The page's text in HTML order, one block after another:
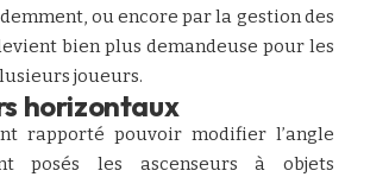
ou encore par la gestion des
bien plus demandeuse pour les
joueurs.
horizontaux
rapporté pouvoir modifier l’angle
posés les ascenseurs à objets